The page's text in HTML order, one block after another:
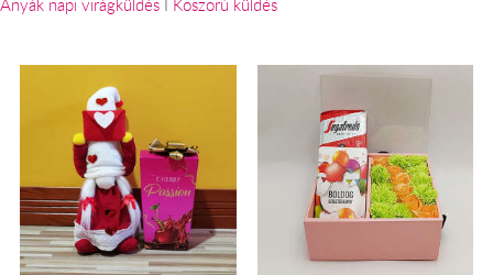
Anyák napi virágküldés I Koszorú küldés